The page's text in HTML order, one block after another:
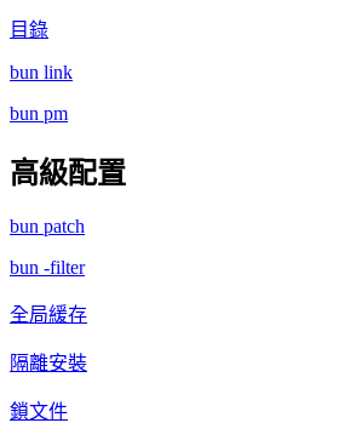
目錄
bun link
bun pm
高級配置
bun patch
bun -filter
全局緩存
隔離安裝
鎖文件